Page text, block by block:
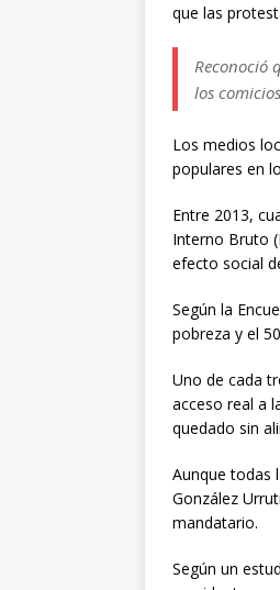
que las
Reconoció
los
Los medios
populares en
Entre 2013,
Interno Bruto
efecto social
Según la
pobreza y el
Uno de cada
acceso real a
quedado sin
Aunque todas
González
mandatario.
Según un